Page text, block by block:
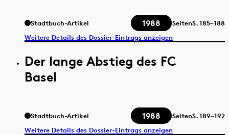
Stadtbuch-Artikel 1988 SeitenS.185–188
Weitere Details des Dossier-Eintrags anzeigen
Der lange Abstieg des FC
Basel
Stadtbuch-Artikel 1988 SeitenS.189–192
Weitere Details des Dossier-Eintrags anzeigen